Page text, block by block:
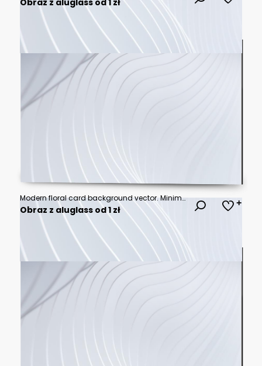
Modern floral card background vector. Minimal hand drawn botanical flowers template background. Design illustration for wedding, vip cover, poster, rsvp modern card, birthday party.
Obraz z aluglass od 1 zł